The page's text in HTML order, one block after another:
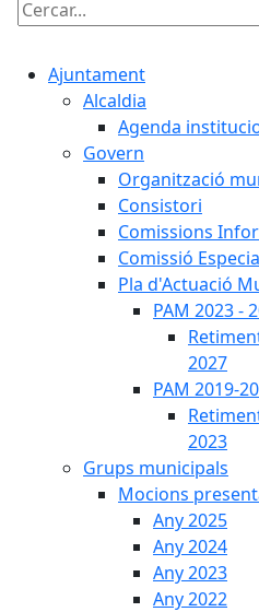
Cercar:
Ajuntament
Alcaldia
Agenda
Govern
Organització
Consistori
Comissions
Comissió
Pla d'Actuació
PAM 2023 -
2027
PAM 2019-
2023
Grups municipals
Mocions
Any 2025
Any 2024
Any 2023
Any 2022